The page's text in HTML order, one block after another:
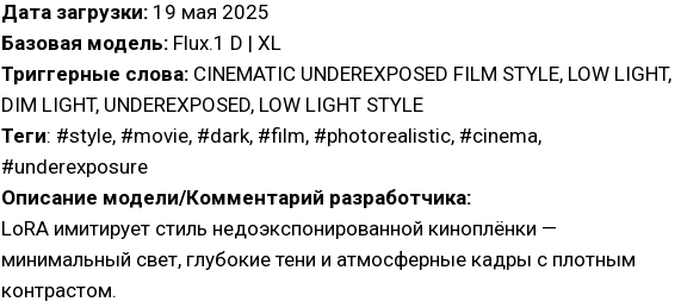
Дата загрузки: 19 мая 2025
Базовая модель: Flux.1 D | XL
Триггерные слова: CINEMATIC UNDEREXPOSED FILM STYLE, LOW LIGHT,
DIM LIGHT, UNDEREXPOSED, LOW LIGHT STYLE
Теги: #style, #movie, #dark, #film, #photorealistic, #cinema,
#underexposure
Описание модели/Комментарий разработчика:
LoRA имитирует стиль недоэкспонированной киноплёнки —
минимальный свет, глубокие тени и атмосферные кадры с плотным
контрастом.